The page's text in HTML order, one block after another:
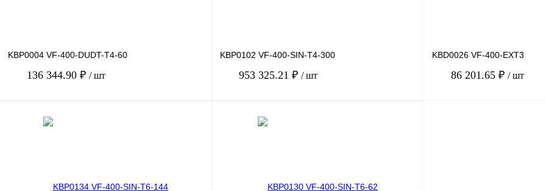
KBP0004 VF-400-DUDT-T4-60
136 344.90 ₽ / шт
KBP0102 VF-400-SIN-T4-300
953 325.21 ₽ / шт
KBD0026 VF-400-EXT3
86 201.65 ₽ / шт